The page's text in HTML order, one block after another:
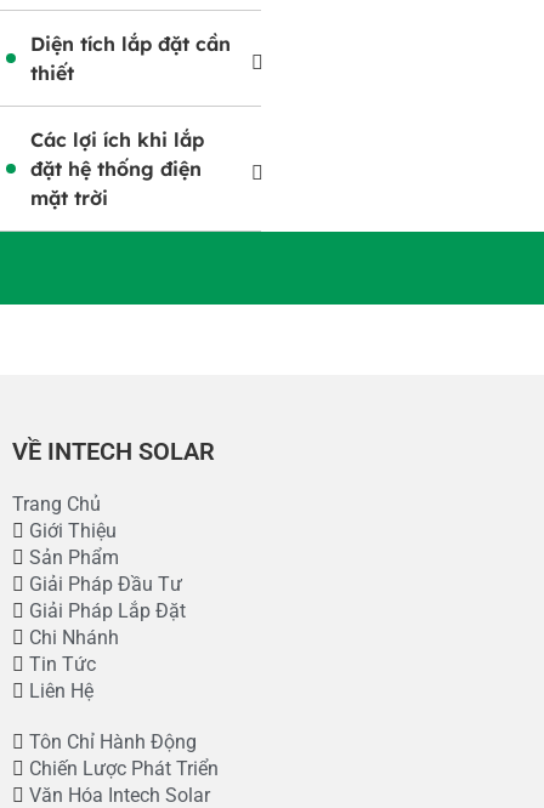
Diện tích lắp đặt cần
thiết
Các lợi ích khi lắp
đặt hệ thống điện
mặt trời
VỀ INTECH SOLAR
Trang Chủ
Giới Thiệu
Sản Phẩm
Giải Pháp Đầu Tư
Giải Pháp Lắp Đặt
Chi Nhánh
Tin Tức
Liên Hệ
Tôn Chỉ Hành Động
Chiến Lược Phát Triển
Văn Hóa Intech Solar